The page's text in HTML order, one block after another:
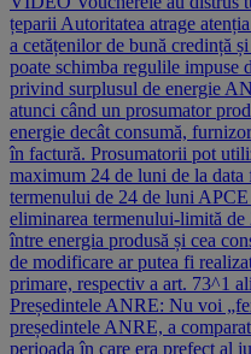
țeparii Autoritatea atrage
a cetățenilor de bună credință
poate schimba regulile impuse
privind surplusul de energie
atunci când un prosumator
energie decât consumă,
în factură. Prosumatorii pot
maximum 24 de luni de la data
termenului de 24 de luni
eliminarea termenului-limită de
între energia produsă și cea
de modificare ar putea fi
primare, respectiv a art. 73^1
Președintele ANRE: Nu voi
președintele ANRE, a
perioada în care era prefect al